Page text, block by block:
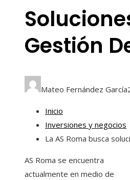
Gestión
Mateo Fernández García
Inicio
Inversiones y negocios
La AS Roma busca
AS Roma se encuentra
actualmente en medio de